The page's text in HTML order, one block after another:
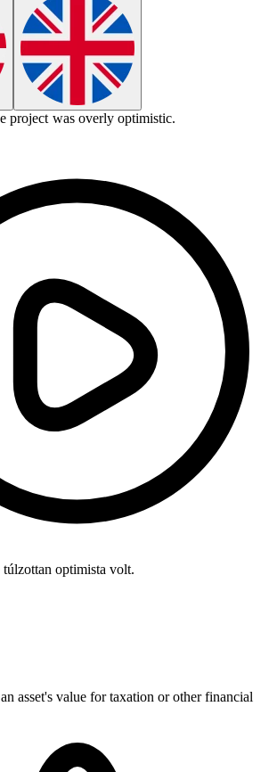
project was overly optimistic.
túlzottan optimista volt.
asset's value for taxation or other financial